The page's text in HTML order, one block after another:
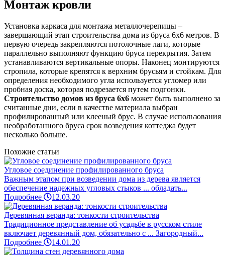
Монтаж кровли
Установка каркаса для монтажа металлочерепицы –
завершающий этап строительства дома из бруса 6х6 метров. В
первую очередь закрепляются потолочные лаги, которые
параллельно выполняют функцию бруса перекрытия. Затем
устанавливаются вертикальные опоры. Наконец монтируются
стропила, которые крепятся к верхним брусьям и стойкам. Для
определения необходимого угла используется угломер или
пробная доска, которая подрезается путем подгонки.
Строительство домов из бруса 6х6 может быть выполнено за
считанные дни, если в качестве материала выбран
профилированный или клееный брус. В случае использования
необработанного бруса срок возведения коттеджа будет
несколько больше.
Похожие статьи
Угловое соединение профилированного бруса
Важным этапом при возведении дома из дерева является
обеспечение надежных угловых стыков ... обладать...
Подробнее
12.03.20
Деревянная веранда: тонкости строительства
Традиционное представление об усадьбе в русском стиле
включает деревянный дом, обязательно с ... Загородный...
Подробнее
14.01.20